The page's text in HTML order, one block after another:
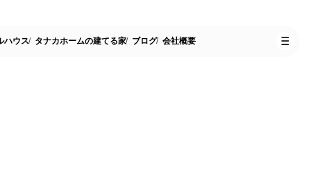
ハウス タナカホームの建てる家 ブログ 会社概要